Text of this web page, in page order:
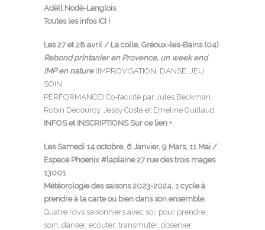
Adèll Nodè-Langlois
Toutes les infos ICI !
Les 27 et 28 avril / La colle, Gréoux-les-Bains (04)
Rebond printanier en Provence, un week end
IMP en nature(IMPROVISATION, DANSE, JEU,
SOIN,
PERFORMANCE) Co-facilité par Jules Beckman,
Robin Decourcy, Jessy Coste et Emeline Guillaud
INFOS et INSCRIPTIONS Sur ce lien +
Les Samedi 14 octobre, 6 Janvier, 9 Mars, 11 Mai /
Espace Phoenix #laplaine 27 rue des trois mages
13001
Météorologie des saisons 2023-2024, 1 cycle à
prendre à la carte ou bien dans son ensemble.
Quatre rdvs saisonniers avec soi, pour prendre
soin, danser, écouter, transmuter, observer,